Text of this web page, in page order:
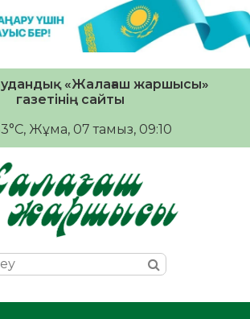
«Жалағаш жаршысы»
газетінің сайты
, Жұма, 07 тамыз, 09:10